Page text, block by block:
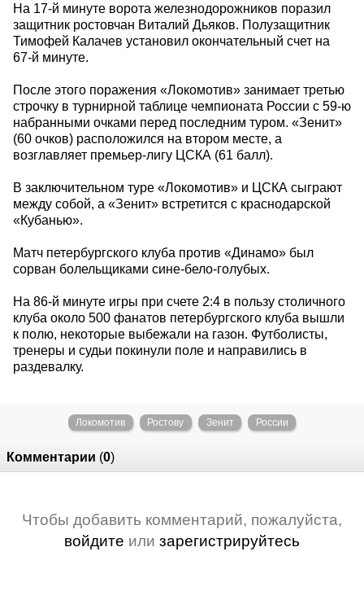
На 17-й минуте ворота железнодорожников поразил
защитник ростовчан Виталий Дьяков. Полузащитник
Тимофей Калачев установил окончательный счет на
67-й минуте.
После этого поражения «Локомотив» занимает третью
строчку в турнирной таблице чемпионата России с 59-ю
набранными очками перед последним туром. «Зенит»
(60 очков) расположился на втором месте, а
возглавляет премьер-лигу ЦСКА (61 балл).
В заключительном туре «Локомотив» и ЦСКА сыграют
между собой, а «Зенит» встретится с краснодарской
«Кубанью».
Матч петербургского клуба против «Динамо» был
сорван болельщиками сине-бело-голубых.
На 86-й минуте игры при счете 2:4 в пользу столичного
клуба около 500 фанатов петербургского клуба вышли
к полю, некоторые выбежали на газон. Футболисты,
тренеры и судьи покинули поле и направились в
раздевалку.
Локомотив Ростову Зенит России
Комментарии (0)
Чтобы добавить комментарий, пожалуйста,
войдите или зарегистрируйтесь